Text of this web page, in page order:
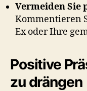
Vermeiden Sie
Kommentieren
Ex oder Ihre
Positive
zu drängen